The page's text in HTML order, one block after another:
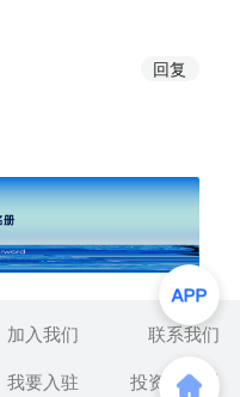
回复
加入我们
联系我们
我要入驻 投资者关系